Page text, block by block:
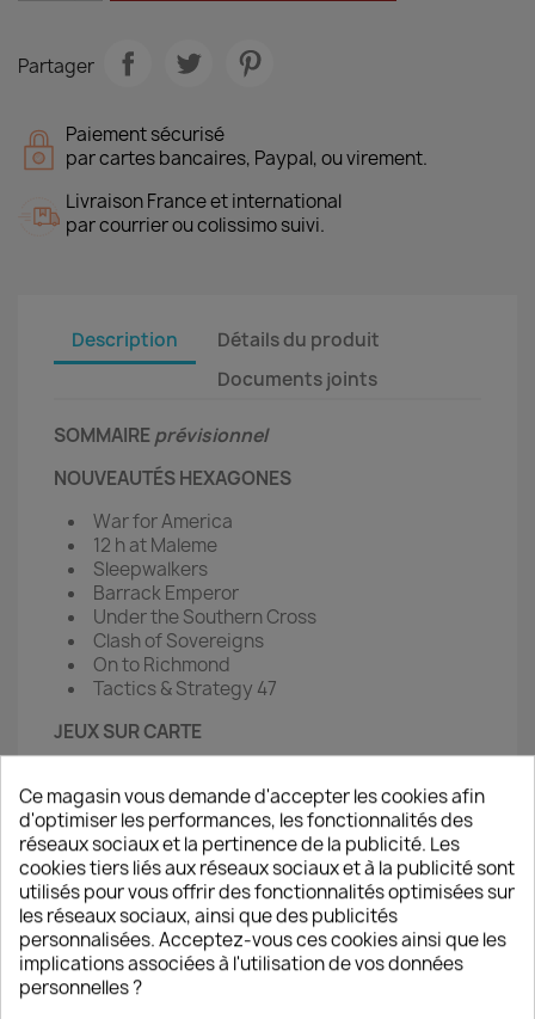
Partager
Paiement sécurisé
par cartes bancaires, Paypal, ou virement.
Livraison France et international
par courrier ou colissimo suivi.
Description
Détails du produit
Documents joints
SOMMAIREprévisionnel
NOUVEAUTÉS HEXAGONES
War for America
12 h at Maleme
Sleepwalkers
Barrack Emperor
Under the Southern Cross
Clash of Sovereigns
On to Richmond
Tactics & Strategy 47
JEUX SUR CARTE
Onus Traianus
Inferno
Storm over Jerusalem
White Plains
Saïgon
We are coming Nineveh
Traces of War
Las Navas de Tolosa
The British Way
Ce magasin vous demande d'accepter les cookies afin
d'optimiser les performances, les fonctionnalités des
réseaux sociaux et la pertinence de la publicité. Les
cookies tiers liés aux réseaux sociaux et à la publicité sont
utilisés pour vous offrir des fonctionnalités optimisées sur
les réseaux sociaux, ainsi que des publicités
personnalisées. Acceptez-vous ces cookies ainsi que les
implications associées à l'utilisation de vos données
personnelles ?